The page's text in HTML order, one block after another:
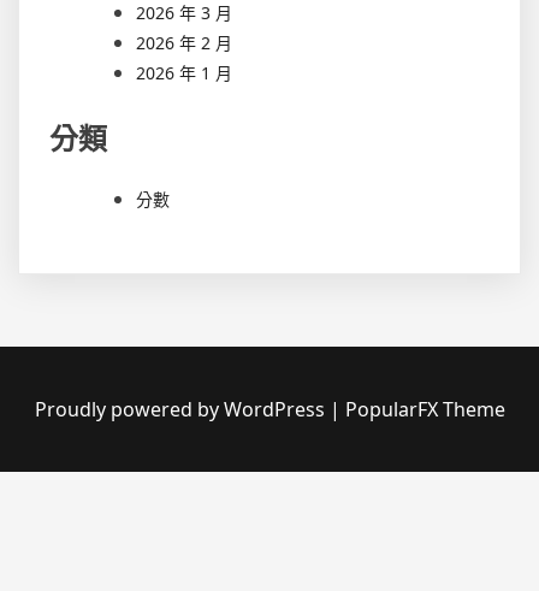
2026 年 3 月
2026 年 2 月
2026 年 1 月
分類
分數
Proudly powered by WordPress | PopularFX Theme